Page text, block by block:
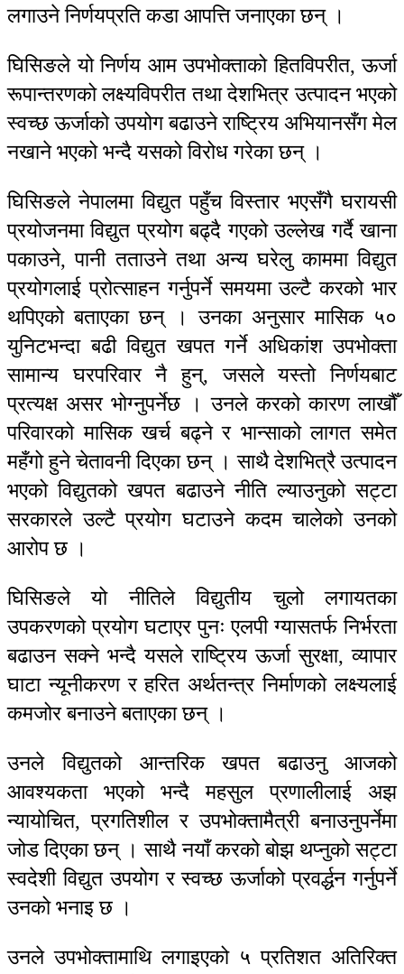
लगाउने निर्णयप्रति कडा आपत्ति जनाएका छन् ।
घिसिङले यो निर्णय आम उपभोक्ताको हितविपरीत, ऊर्जा
रूपान्तरणको लक्ष्यविपरीत तथा देशभित्र उत्पादन भएको
स्वच्छ ऊर्जाको उपयोग बढाउने राष्ट्रिय अभियानसँग मेल
नखाने भएको भन्दै यसको विरोध गरेका छन् ।
घिसिङले नेपालमा विद्युत पहुँच विस्तार भएसँगै घरायसी
प्रयोजनमा विद्युत प्रयोग बढ्दै गएको उल्लेख गर्दै खाना
पकाउने, पानी तताउने तथा अन्य घरेलु काममा विद्युत
प्रयोगलाई प्रोत्साहन गर्नुपर्ने समयमा उल्टै करको भार
थपिएको बताएका छन् । उनका अनुसार मासिक ५०
युनिटभन्दा बढी विद्युत खपत गर्ने अधिकांश उपभोक्ता
सामान्य घरपरिवार नै हुन्, जसले यस्तो निर्णयबाट
प्रत्यक्ष असर भोग्नुपर्नेछ । उनले करको कारण लाखौँ
परिवारको मासिक खर्च बढ्ने र भान्साको लागत समेत
महँगो हुने चेतावनी दिएका छन् । साथै देशभित्रै उत्पादन
भएको विद्युतको खपत बढाउने नीति ल्याउनुको सट्टा
सरकारले उल्टै प्रयोग घटाउने कदम चालेको उनको
आरोप छ ।
घिसिङले यो नीतिले विद्युतीय चुलो लगायतका
उपकरणको प्रयोग घटाएर पुनः एलपी ग्यासतर्फ निर्भरता
बढाउन सक्ने भन्दै यसले राष्ट्रिय ऊर्जा सुरक्षा, व्यापार
घाटा न्यूनीकरण र हरित अर्थतन्त्र निर्माणको लक्ष्यलाई
कमजोर बनाउने बताएका छन् ।
उनले विद्युतको आन्तरिक खपत बढाउनु आजको
आवश्यकता भएको भन्दै महसुल प्रणालीलाई अझ
न्यायोचित, प्रगतिशील र उपभोक्तामैत्री बनाउनुपर्नेमा
जोड दिएका छन् । साथै नयाँ करको बोझ थप्नुको सट्टा
स्वदेशी विद्युत उपयोग र स्वच्छ ऊर्जाको प्रवर्द्धन गर्नुपर्ने
उनको भनाइ छ ।
उनले उपभोक्तामाथि लगाइएको ५ प्रतिशत अतिरिक्त